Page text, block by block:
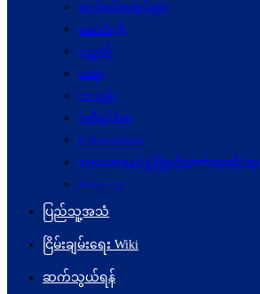
ဆက်စပ်စာအုပ်များ
ဆောင်းပါး
ဝတ္ထုတို
ကဗျာ
ကာတွန်း
အစီရင်ခံစာ
E-Newsletters
သုတေသနနှင့်ဖွံ့ဖြိုးတိုးတက်ရေးဆိုင်ရာ
Acronyms
ပြည်သူ့အသံ
ငြိမ်းချမ်းရေး Wiki
ဆက်သွယ်ရန်